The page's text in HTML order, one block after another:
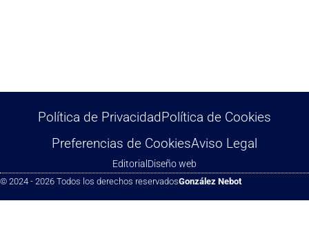
Política de PrivacidadPolítica de Cookies
Preferencias de CookiesAviso Legal
Editorial Diseño web
© 2024 - 2026 Todos los derechos reservadosGonzález Nebot